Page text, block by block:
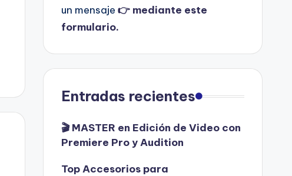
un mensaje 👉 mediante este
formulario.
Entradas recientes
🎬 MASTER en Edición de Video con
Premiere Pro y Audition
Top Accesorios para